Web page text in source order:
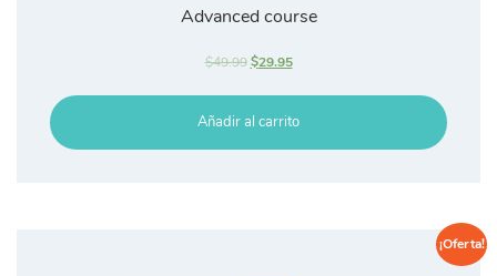
Advanced course
$49.99 $29.95
Añadir al carrito
¡Oferta!